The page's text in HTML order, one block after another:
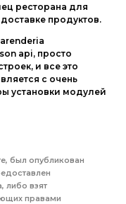
ресторана для
продуктов.
api, просто
и все это
с очень
установки модулей
был опубликован
либо взят
правами